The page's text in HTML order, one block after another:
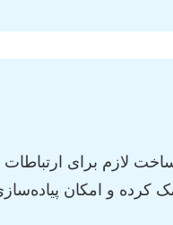
کرده و امکان